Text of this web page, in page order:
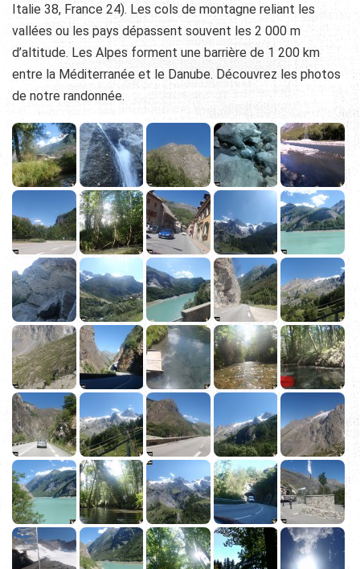
Italie 38, France 24). Les cols de montagne reliant les
vallées ou les pays dépassent souvent les 2 000 m
d’altitude. Les Alpes forment une barrière de 1 200 km
entre la Méditerranée et le Danube. Découvrez les photos
de notre randonnée.